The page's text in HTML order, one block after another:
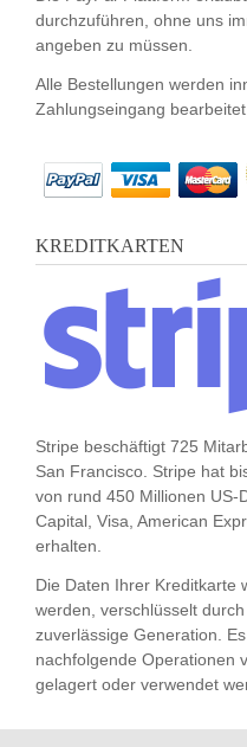
durchzuführen, ohne uns
angeben zu müssen.
Alle Bestellungen werden
Zahlungseingang bearbeitet.
KREDITKARTEN
Stripe beschäftigt 725
San Francisco. Stripe hat
von rund 450 Millionen US-
Capital, Visa, American
erhalten.
Die Daten Ihrer Kreditkarte
werden, verschlüsselt
zuverlässige Generation.
nachfolgende Operationen
gelagert oder verwendet